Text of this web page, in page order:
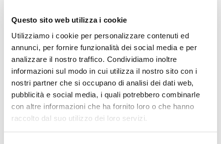
Questo sito web utilizza i cookie
Utilizziamo i cookie per personalizzare contenuti ed
annunci, per fornire funzionalità dei social media e per
analizzare il nostro traffico. Condividiamo inoltre
informazioni sul modo in cui utilizza il nostro sito con i
nostri partner che si occupano di analisi dei dati web,
pubblicità e social media, i quali potrebbero combinarle
con altre informazioni che ha fornito loro o che hanno
raccolto dal suo utilizzo dei loro servizi.
wyszukiwania. To mały, prywatny salon gier w
P: Co najczęściej trafia do listy obserwowanych?
O: Najczęściej trafiają tam tytuły nowe, sezony
przyjdzie ochota na konkretny klimat rozrywki.
P: Jakie typy zawartości zwykle przechowujemy
w ulubionych?